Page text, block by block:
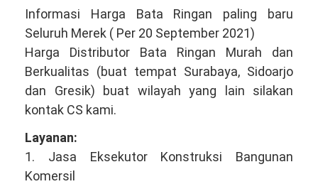
Informasi Harga Bata Ringan paling baru
Seluruh Merek ( Per 20 September 2021)
Harga Distributor Bata Ringan Murah dan
Berkualitas (buat tempat Surabaya, Sidoarjo
dan Gresik) buat wilayah yang lain silakan
kontak CS kami.
Layanan:
1. Jasa Eksekutor Konstruksi Bangunan
Komersil